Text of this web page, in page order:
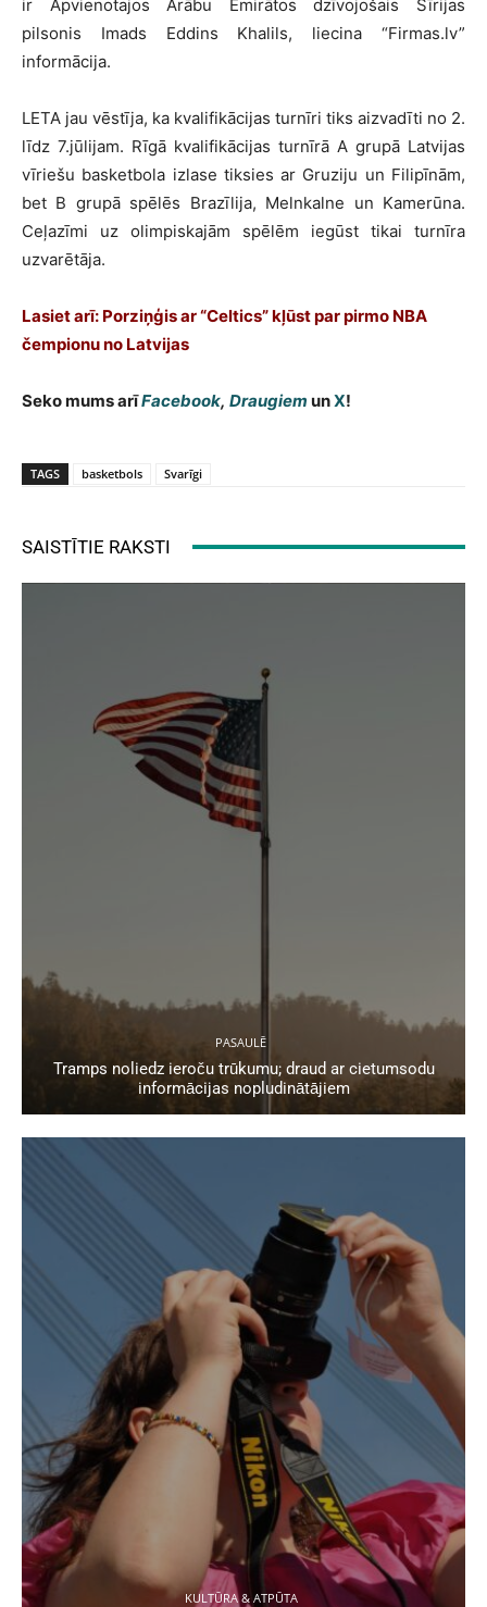
ir Apvienotajos Arābu Emirātos dzīvojošais Sīrijas
pilsonis Imads Eddins Khalils, liecina “Firmas.lv”
informācija.
LETA jau vēstīja, ka kvalifikācijas turnīri tiks aizvadīti no 2.
līdz 7.jūlijam. Rīgā kvalifikācijas turnīrā A grupā Latvijas
vīriešu basketbola izlase tiksies ar Gruziju un Filipīnām,
bet B grupā spēlēs Brazīlija, Melnkalne un Kamerūna.
Ceļazīmi uz olimpiskajām spēlēm iegūst tikai turnīra
uzvarētāja.
Lasiet arī: Porziņģis ar “Celtics” kļūst par pirmo NBA
čempionu no Latvijas
Seko mums arīFacebook, Draugiem unX!
TAGS basketbols Svarīgi
SAISTĪTIE RAKSTI
PASAULĒ
Tramps noliedz ieroču trūkumu; draud ar cietumsodu
informācijas nopludinātājiem
KULTŪRA & ATPŪTA